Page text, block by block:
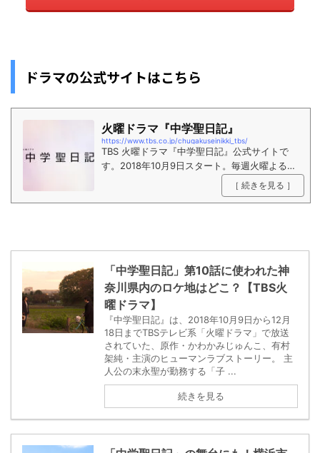
ドラマの公式サイトはこちら
火曜ドラマ『中学聖日記』
https://www.tbs.co.jp/chugakuseinikki_tbs/
TBS 火曜ドラマ『中学聖日記』公式サイトで
す。2018年10月9日スタート。毎週火曜よる10
［ 続きを見る ］
「中学聖日記」第10話に使われた神
奈川県内のロケ地はどこ？【TBS火
曜ドラマ】
『中学聖日記』は、2018年10月9日から12月
18日までTBSテレビ系「火曜ドラマ」で放送
されていた、原作・かわかみじゅんこ、有村
架純・主演のヒューマンラブストーリー。 主
人公の末永聖が勤務する「子 ...
続きを見る